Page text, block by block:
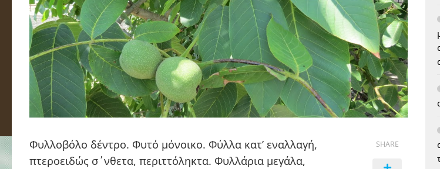
Φυλλοβόλο δέντρο. Φυτό μόνοικο. Φύλλα κατ’ εναλλαγή,
πτεροειδώς σ΄νθετα, περιττόληκτα. Φυλλάρια μεγάλα,
SHARE